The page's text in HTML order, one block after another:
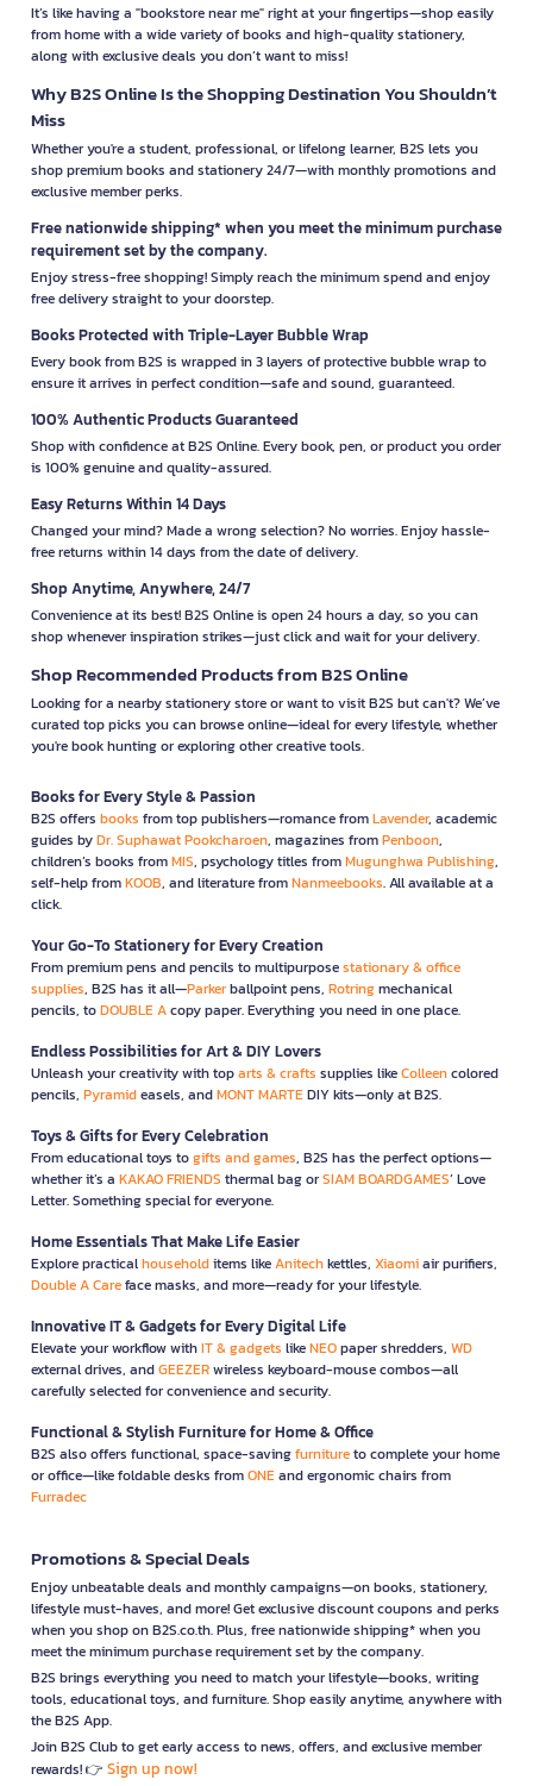
It’s like having a "bookstore near me" right at your fingertips—shop easily
from home with a wide variety of books and high-quality stationery,
along with exclusive deals you don’t want to miss!
Why B2S Online Is the Shopping Destination You Shouldn’t
Miss
Whether you're a student, professional, or lifelong learner, B2S lets you
shop premium books and stationery 24/7—with monthly promotions and
exclusive member perks.
Free nationwide shipping* when you meet the minimum purchase
requirement set by the company.
Enjoy stress-free shopping! Simply reach the minimum spend and enjoy
free delivery straight to your doorstep.
Books Protected with Triple-Layer Bubble Wrap
Every book from B2S is wrapped in 3 layers of protective bubble wrap to
ensure it arrives in perfect condition—safe and sound, guaranteed.
100% Authentic Products Guaranteed
Shop with confidence at B2S Online. Every book, pen, or product you order
is 100% genuine and quality-assured.
Easy Returns Within 14 Days
Changed your mind? Made a wrong selection? No worries. Enjoy hassle-
free returns within 14 days from the date of delivery.
Shop Anytime, Anywhere, 24/7
Convenience at its best! B2S Online is open 24 hours a day, so you can
shop whenever inspiration strikes—just click and wait for your delivery.
Shop Recommended Products from B2S Online
Looking for a nearby stationery store or want to visit B2S but can't? We’ve
curated top picks you can browse online—ideal for every lifestyle, whether
you're book hunting or exploring other creative tools.
Books for Every Style & Passion
B2S offers books from top publishers—romance fromLavender, academic
guides byDr. Suphawat Pookcharoen, magazines fromPenboon,
children’s books fromMIS, psychology titles fromMugunghwa Publishing,
self-help fromKOOB, and literature fromNanmeebooks. All available at a
click.
Your Go-To Stationery for Every Creation
From premium pens and pencils to multipurposestationary & office
supplies, B2S has it all—Parkerballpoint pens, Rotringmechanical
pencils, toDOUBLE Acopy paper. Everything you need in one place.
Endless Possibilities for Art & DIY Lovers
Unleash your creativity with toparts & crafts supplies likeColleencolored
pencils, Pyramideasels, andMONT MARTEDIY kits—only at B2S.
Toys & Gifts for Every Celebration
From educational toys togifts and games, B2S has the perfect options—
whether it’s a KAKAO FRIENDS thermal bag orSIAM BOARDGAMES’ Love
Letter. Something special for everyone.
Home Essentials That Make Life Easier
Explore practicalhouseholditems likeAnitechkettles, Xiaomiair purifiers,
Double A Careface masks, and more—ready for your lifestyle.
Innovative IT & Gadgets for Every Digital Life
Elevate your workflow withIT & gadgets likeNEOpaper shredders, WD
external drives, andGEEZERwireless keyboard-mouse combos—all
carefully selected for convenience and security.
Functional & Stylish Furniture for Home & Office
B2S also offers functional, space-savingfurnitureto complete your home
or office—like foldable desks fromONEand ergonomic chairs from
Furradec
Promotions & Special Deals
Enjoy unbeatable deals and monthly campaigns—on books, stationery,
lifestyle must-haves, and more! Get exclusive discount coupons and perks
when you shop on B2S.co.th. Plus, free nationwide shipping* when you
meet the minimum purchase requirement set by the company.
B2S brings everything you need to match your lifestyle—books, writing
tools, educational toys, and furniture. Shop easily anytime, anywhere with
the B2S App.
Join B2S Club to get early access to news, offers, and exclusive member
rewards! 👉 Sign up now!